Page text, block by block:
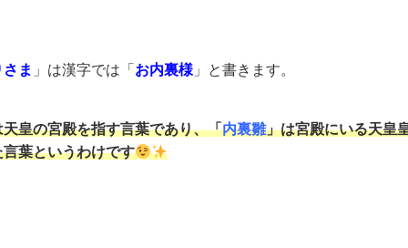
ま 」は漢字では「 お内裏様 」と書きます。
天皇の宮殿を指す言葉であり、「内裏雛」は宮殿にいる天皇
葉というわけです